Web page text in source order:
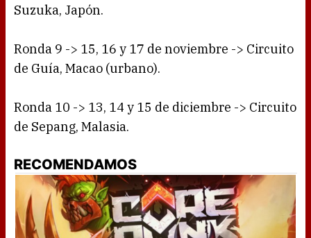
Suzuka, Japón.
Ronda 9 -> 15, 16 y 17 de noviembre -> Circuito
de Guía, Macao (urbano).
Ronda 10 -> 13, 14 y 15 de diciembre -> Circuito
de Sepang, Malasia.
RECOMENDAMOS